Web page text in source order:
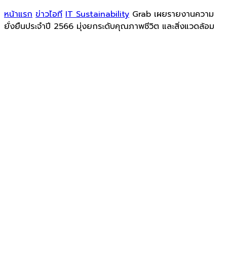
หน้าแรก ข่าวไอที IT Sustainability Grab เผยรายงานความ
ยั่งยืนประจำปี 2566 มุ่งยกระดับคุณภาพชีวิต และสิ่งแวดล้อม